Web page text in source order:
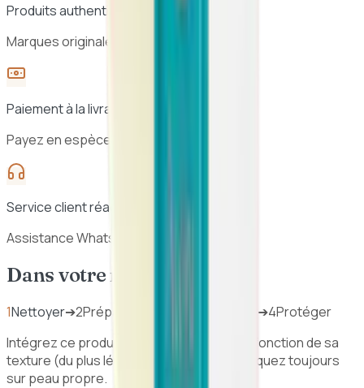
Produits authentiques
Marques originales, sélection vérifiée
Paiement à la livraison
Payez en espèces à la réception
Service client réactif
Assistance WhatsApp 7j/7
Dans votre routine beauté
1Nettoyer➔2Préparer ➔4Protéger
Intégrez ce produit dans votre routine en fonction de sa
texture (du plus léger au plus épais). Appliquez toujours
sur peau propre.